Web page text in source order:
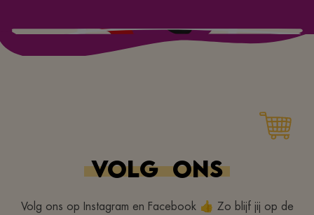
VOLG ONS
Volg ons op Instagram en Facebook 👍 Zo blijf jij op de